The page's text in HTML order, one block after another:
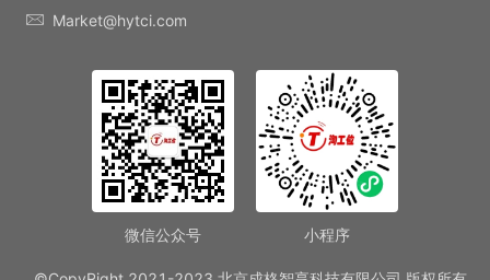
Market@hytci.com
微信公众号 小程序